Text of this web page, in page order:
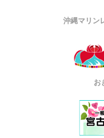
沖縄マリン
お